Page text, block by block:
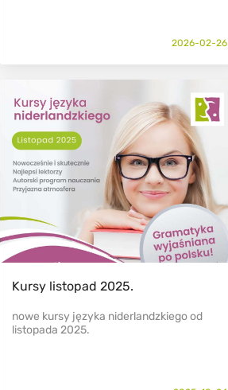
2026-02-26
Kursy listopad 2025.
nowe kursy języka niderlandzkiego od
listopada 2025.